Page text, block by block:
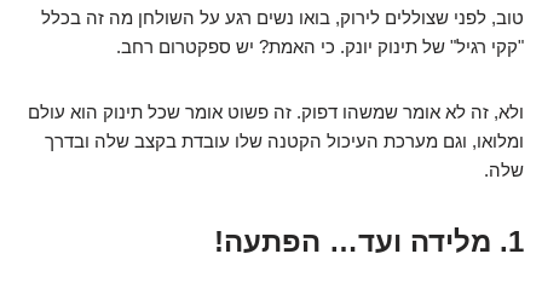
טוב, לפני שצוללים לירוק, בואו נשים רגע על השולחן מה זה בכלל
"קקי רגיל" של תינוק יונק. כי האמת? יש ספקטרום רחב.
ולא, זה לא אומר שמשהו דפוק. זה פשוט אומר שכל תינוק הוא עולם
ומלואו, וגם מערכת העיכול הקטנה שלו עובדת בקצב שלה ובדרך
שלה.
1. מלידה ועד… הפתעה!